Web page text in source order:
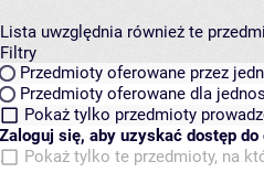
Lista uwzględnia również te
Filtry
Przedmioty oferowane przez
Przedmioty oferowane dla
Pokaż tylko przedmioty
Zaloguj się, aby uzyskać dostęp
Pokaż tylko te przedmioty, na